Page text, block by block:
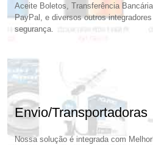
Aceite Boletos, Transferência
PayPal, e diversos outros
segurança.
Envio/Transportadoras
Nossa solução é integrada com